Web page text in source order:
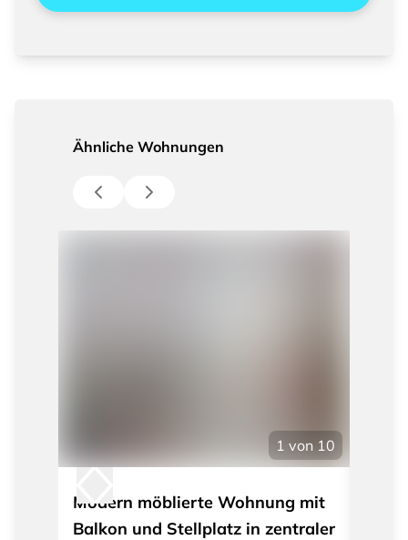
Ähnliche Wohnungen
1 von 10
Modern möblierte Wohnung mit
Balkon und Stellplatz in zentraler